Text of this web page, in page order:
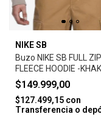
NIKE SB
Buzo NIKE SB FULL ZIP
FLEECE HOODIE -KHAKI
$149.999,00
$127.499,15 con
Transferencia o